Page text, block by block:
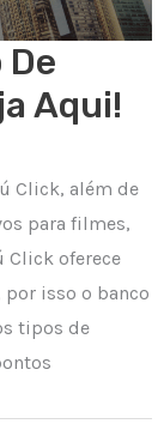
Aqui!
Click, além de
para filmes,
Click oferece
isso o banco
tipos de